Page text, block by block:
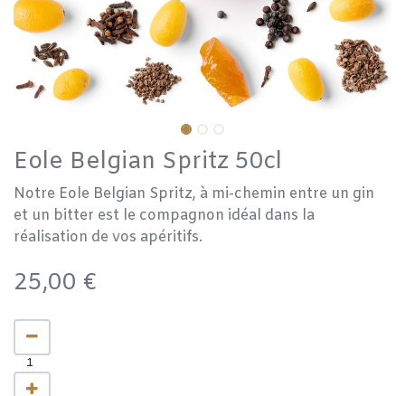
Eole Belgian Spritz 50cl
Notre Eole Belgian Spritz, à mi-chemin entre un gin
et un bitter est le compagnon idéal dans la
réalisation de vos apéritifs.
25,00 €